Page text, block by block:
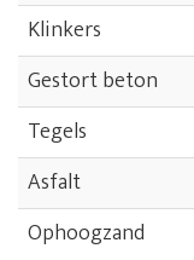
Klinkers
Gestort beton
Tegels
Asfalt
Ophoogzand